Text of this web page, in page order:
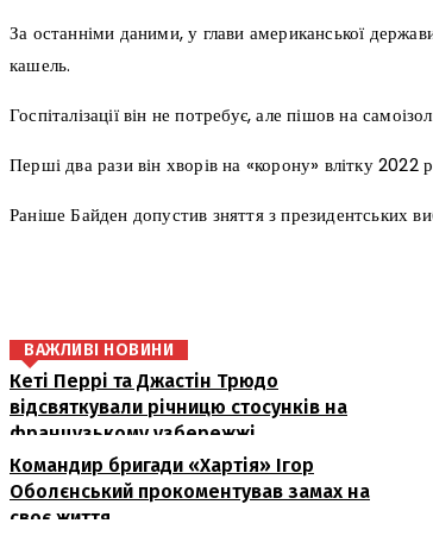
За останніми даними, у глави американської
кашель.
Госпіталізації він не потребує, але пішов на
Перші два рази він хворів на «корону» влітку 2022
Раніше Байден допустив зняття з президентських
ВАЖЛИВІ НОВИНИ
Кеті Перрі та Джастін Трюдо
відсвяткували річницю стосунків на
французькому узбережжі
Командир бригади «Хартія» Ігор
Оболєнський прокоментував замах на
своє життя